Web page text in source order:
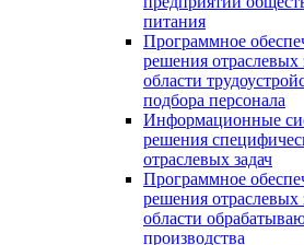
питания
Программное
решения отраслевых
области
подбора персонала
Информационные
решения
отраслевых задач
Программное
решения отраслевых
области
производства